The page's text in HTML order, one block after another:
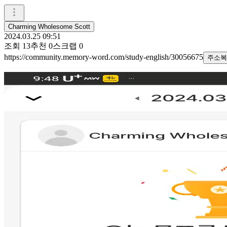
Charming Wholesome Scott
2024.03.25 09:51
조회 13추천 0스크랩 0
https://community.memory-word.com/study-english/30056675 주소